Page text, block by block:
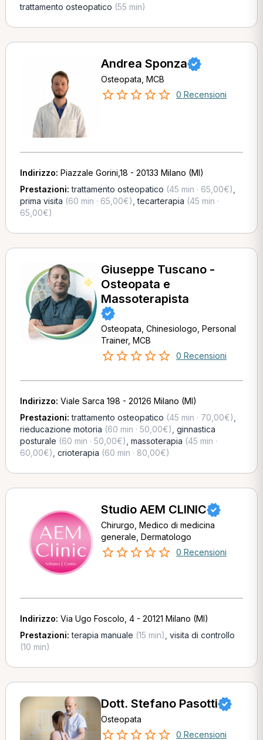
trattamento osteopatico (55 min)
Andrea Sponza
Osteopata, MCB
0 Recensioni
Indirizzo: Piazzale Gorini,18 - 20133 Milano (MI)
Prestazioni:trattamento osteopatico (45 min · 65,00€)
prima visita (60 min · 65,00€) ,tecarterapia (45 min ·
65,00€)
Giuseppe Tuscano -
Osteopata e
Massoterapista
Osteopata, Chinesiologo, Personal
Trainer, MCB
0 Recensioni
Indirizzo: Viale Sarca 198 - 20126 Milano (MI)
Prestazioni:trattamento osteopatico (45 min · 70,00€)
rieducazione motoria (60 min · 50,00€) ginnastica
posturale (60 min · 50,00€) massoterapia (45 min ·
60,00€) crioterapia (60 min · 80,00€)
Studio AEM CLINIC
Chirurgo, Medico di medicina
generale, Dermatologo
0 Recensioni
Indirizzo: Via Ugo Foscolo, 4 - 20121 Milano (MI)
Prestazioni:terapia manuale (15 min) visita di controllo
(10 min)
Dott. Stefano Pasotti
Osteopata
0 Recensioni